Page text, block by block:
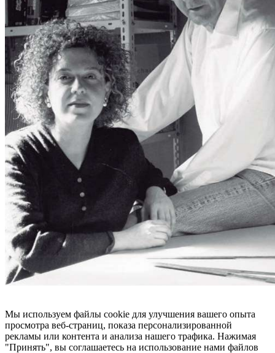
Мы используем файлы cookie для улучшения вашего опыта
просмотра веб-страниц, показа персонализированной
рекламы или контента и анализа нашего трафика. Нажимая
"Принять", вы соглашаетесь на использование нами файлов